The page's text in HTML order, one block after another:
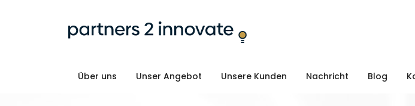
Über uns Unser Angebot Unsere Kunden Nachricht Blog